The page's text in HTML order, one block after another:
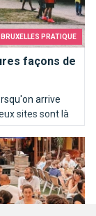
BRUXELLES PRATIQUE
façons de
arrive
sites sont là